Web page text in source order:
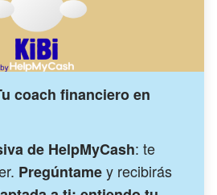
coach financiero en
de HelpMyCash: te
Pregúntamey recibirás